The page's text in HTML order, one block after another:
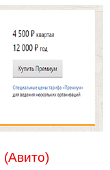
(Авито)